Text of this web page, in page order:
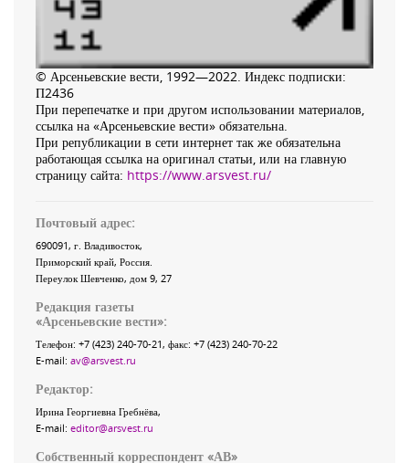
© Арсеньевские вести, 1992—2022. Индекс подписки:
П2436
При перепечатке и при другом использовании материалов,
ссылка на «Арсеньевские вести» обязательна.
При републикации в сети интернет так же обязательна
работающая ссылка на оригинал статьи, или на главную
страницу сайта: https://www.arsvest.ru/
Почтовый адрес:
690091, г. Владивосток,
Приморский край, Россия
Переулок Шевченко, дом 9, 27
Редакция газеты
«Арсеньевские вести»:
Телефон: +7 (423) 240-70-21, факс: +7 (423) 240-70-22
E-mail: av@arsvest.ru
Редактор:
Ирина Георгиевна Гребнёва,
E-mail: editor@arsvest.ru
Собственный корреспондент «АВ»